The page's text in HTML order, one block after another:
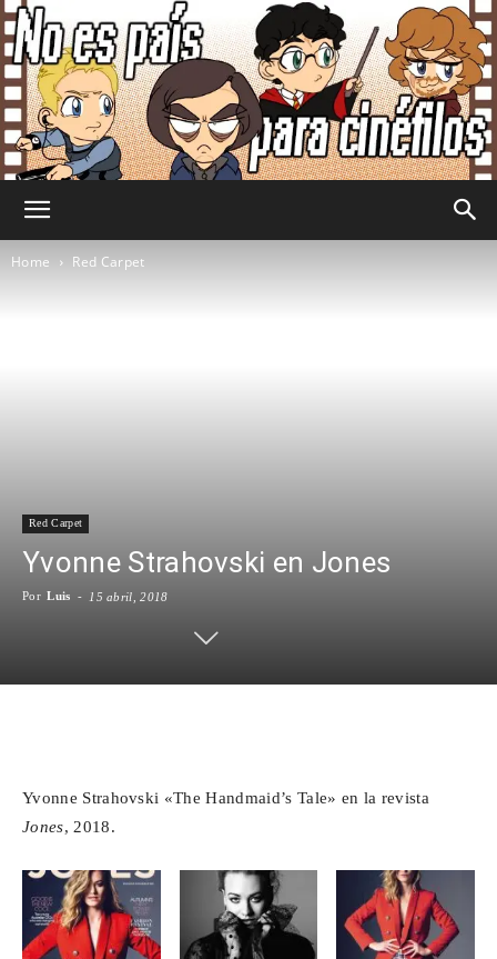
Home Red Carpet
Red Carpet
Yvonne Strahovski en Jones
Por Luis - 15 abril, 2018
Yvonne Strahovski «The Handmaid’s Tale» en la revista
Jones, 2018.